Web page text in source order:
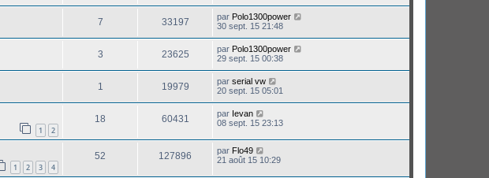
7 33197 par Polo1300power
30 sept. 15 21:48
3 23625 par Polo1300power
29 sept. 15 00:38
1 19979 par serial vw
20 sept. 15 05:01
1 2
18 60431 par Ievan
08 sept. 15 23:13
1 2 3 4
52 127896 par Flo49
21 août 15 10:29